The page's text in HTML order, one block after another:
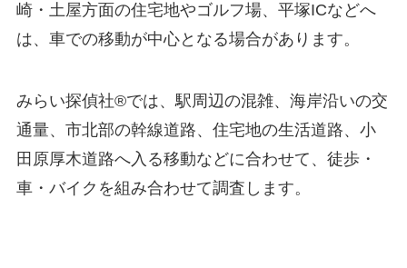
崎・土屋方面の住宅地やゴルフ場、平塚ICなどへ
は、車での移動が中心となる場合があります。
みらい探偵社®︎では、駅周辺の混雑、海岸沿いの交
通量、市北部の幹線道路、住宅地の生活道路、小
田原厚木道路へ入る移動などに合わせて、徒歩・
車・バイクを組み合わせて調査します。